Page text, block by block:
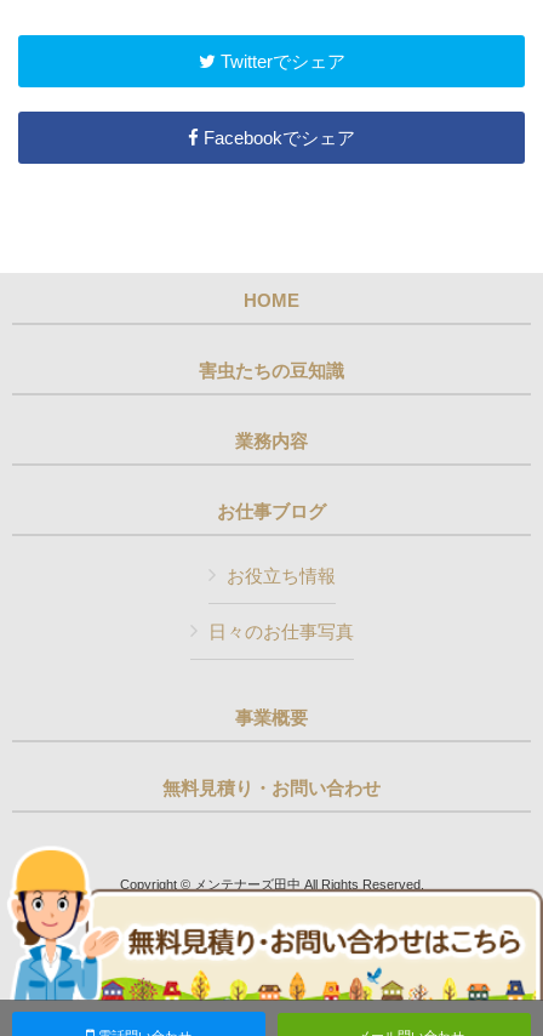
Twitterでシェア
Facebookでシェア
HOME
害虫たちの豆知識
業務内容
お仕事ブログ
お役立ち情報
日々のお仕事写真
事業概要
無料見積り・お問い合わせ
Copyright © メンテナーズ田中 All Rights Reserved.